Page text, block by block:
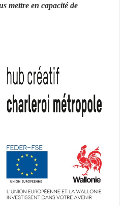
mettre en capacité de